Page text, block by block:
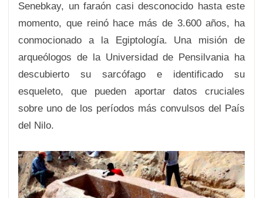
Senebkay, un faraón casi desconocido hasta este
momento, que reinó hace más de 3.600 años, ha
conmocionado a la Egiptología. Una misión de
arqueólogos de la Universidad de Pensilvania ha
descubierto su sarcófago e identificado su
esqueleto, que pueden aportar datos cruciales
sobre uno de los períodos más convulsos del País
del Nilo.